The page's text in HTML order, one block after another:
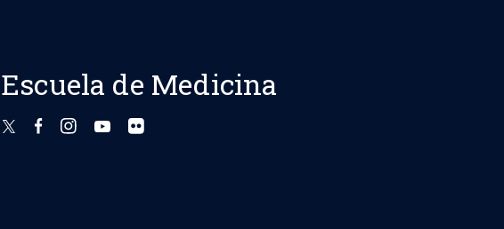
Escuela de Medicina